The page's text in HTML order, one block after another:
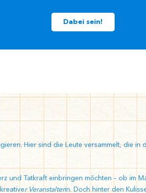
Dabei sein!
Hier sind die Leute versammelt, die
und Tatkraft einbringen möchten – ob im
r Veranstalterin. Doch hinter den